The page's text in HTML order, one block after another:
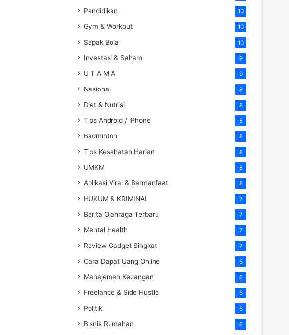
Pendidikan 10
Gym & Workout 10
Sepak Bola 10
Investasi & Saham 9
U T A M A 9
Nasional 9
Diet & Nutrisi 8
Tips Android / iPhone 8
Badminton 8
Tips Kesehatan Harian 8
UMKM 8
Aplikasi Viral & Bermanfaat 8
HUKUM & KRIMINAL 7
Berita Olahraga Terbaru 7
Mental Health 7
Review Gadget Singkat 7
Cara Dapat Uang Online 6
Manajemen Keuangan 6
Freelance & Side Hustle 6
Politik 6
Bisnis Rumahan 6